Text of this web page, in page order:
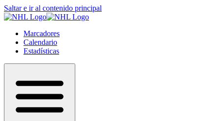
Saltar e ir al contenido principal
Marcadores
Calendario
Estadísticas